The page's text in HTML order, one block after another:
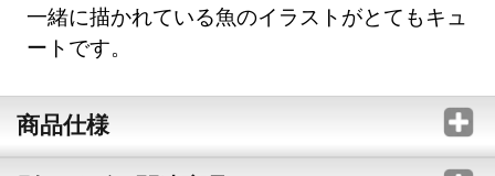
一緒に描かれている魚のイラストがとてもキュ
ートです。
商品仕様